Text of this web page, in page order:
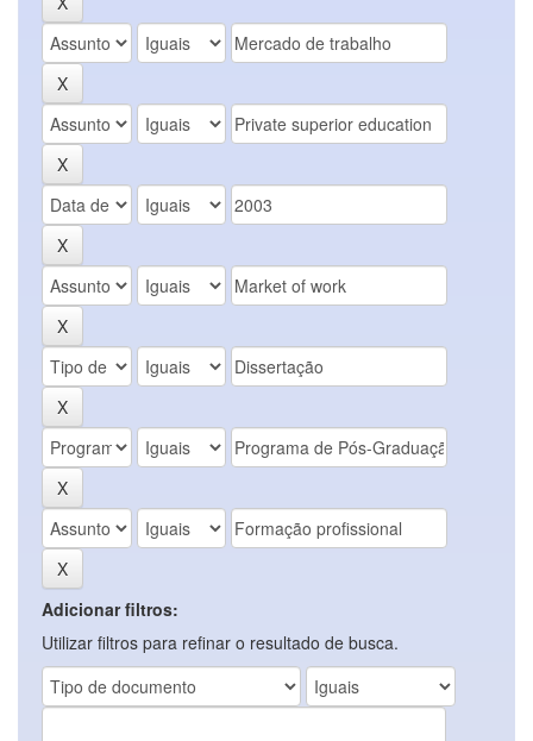
Adicionar filtros:
Utilizar filtros para refinar o resultado de busca.